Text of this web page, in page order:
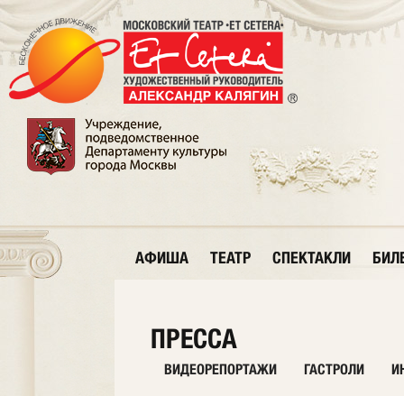
АФИША ТЕАТР СПЕКТАКЛИ
ПРЕССА
ВИДЕОРЕПОРТАЖИ ГАСТРОЛИ